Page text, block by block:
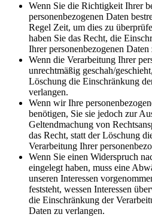
Wenn Sie die Richtigkeit Ihrer
personenbezogenen Daten
Regel Zeit, um dies zu
haben Sie das Recht, die
Ihrer personenbezogenen Daten
Wenn die Verarbeitung Ihrer
unrechtmäßig geschah/
Löschung die Einschränkung
verlangen.
Wenn wir Ihre
benötigen, Sie sie jedoch zur
Geltendmachung von
das Recht, statt der Löschung
Verarbeitung Ihrer
Wenn Sie einen Widerspruch
eingelegt haben, muss eine
unseren Interessen
feststeht, wessen Interessen
die Einschränkung der
Daten zu verlangen.